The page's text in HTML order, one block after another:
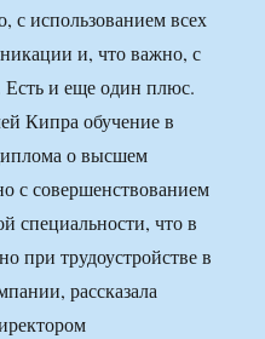
с использованием всех
и, что важно, с
Есть и еще один плюс.
Кипра обучение в
о высшем
с совершенствованием
специальности, что в
при трудоустройстве в
рассказала